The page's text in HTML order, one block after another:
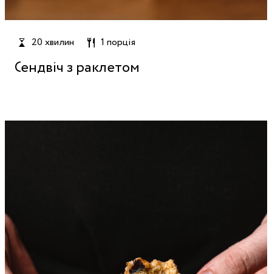
20 хвилин 1 порція
Сендвіч з раклетом